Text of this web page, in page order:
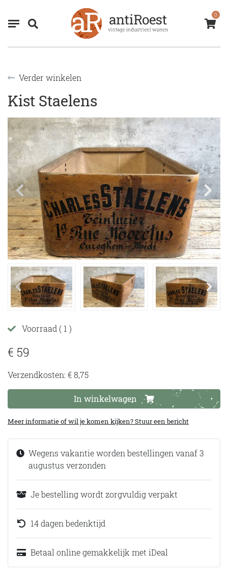
0
Verder winkelen
Kist Staelens
Voorraad ( 1 )
€ 59
Verzendkosten: € 8,75
In winkelwagen
Meer informatie of wil je komen kijken? Stuur een bericht
Wegens vakantie worden bestellingen vanaf 3
augustus verzonden
Je bestelling wordt zorgvuldig verpakt
14 dagen bedenktijd
Betaal online gemakkelijk met iDeal